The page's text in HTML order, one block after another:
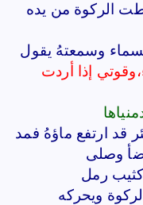
الركوة من يده
وسمعتهُ يقول
إذا أردت
قد ارتفع ماؤهُ فمد
وصلى
كثيب رمل
ويحركه